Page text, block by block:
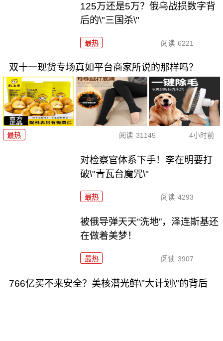
125万还是5万？俄乌战损数字背
后的\"三国杀\"
最热 阅读 6221
双十一现货专场真如平台商家所说的那样吗？
最热 阅读 31145 4小时前
对检察官体系下手！李在明要打
破\"青瓦台魔咒\"
最热 阅读 4293
被俄导弹天天“洗地”，泽连斯基还
在做着美梦！
最热 阅读 3907
766亿买不来安全？美核潜光鲜\"大计划\"的背后